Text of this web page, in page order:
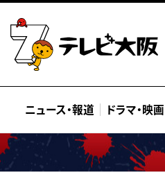
ニュース・報道 ドラマ・映画